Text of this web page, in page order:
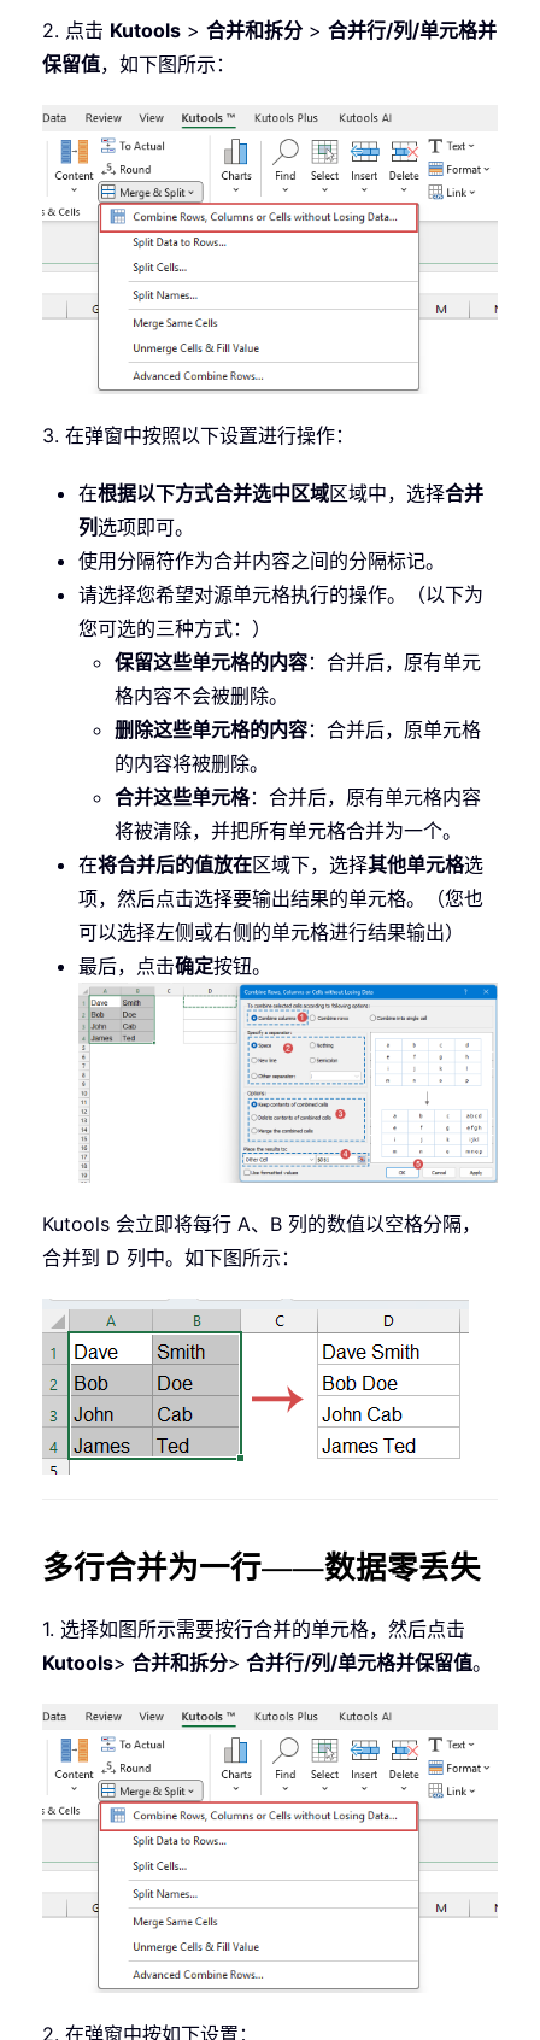
2. 点击 Kutools > 合并和拆分 > 合并行/列/单元格并
保留值，如下图所示：
3. 在弹窗中按照以下设置进行操作：
在根据以下方式合并选中区域区域中，选择合并
列选项即可。
使用分隔符作为合并内容之间的分隔标记。
请选择您希望对源单元格执行的操作。（以下为
您可选的三种方式：）
保留这些单元格的内容：合并后，原有单元
格内容不会被删除。
删除这些单元格的内容：合并后，原单元格
的内容将被删除。
合并这些单元格：合并后，原有单元格内容
将被清除，并把所有单元格合并为一个。
在将合并后的值放在区域下，选择其他单元格选
项，然后点击选择要输出结果的单元格。（您也
可以选择左侧或右侧的单元格进行结果输出）
最后，点击确定按钮。
Kutools 会立即将每行 A、B 列的数值以空格分隔，
合并到 D 列中。如下图所示：
多行合并为一行——数据零丢失
1. 选择如图所示需要按行合并的单元格，然后点击
Kutools> 合并和拆分> 合并行/列/单元格并保留值。
2. 在弹窗中按如下设置：